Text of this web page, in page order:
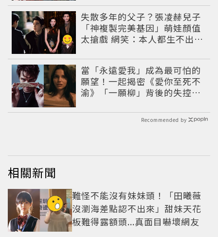
失散多年的父子？張凌赫兒子
「神複製完美基因」萌娃顏值
太搶戲 網笑：本人都生不出這
當「永遠愛我」成為最可怕的
願望！一起揭密《愛你至死不
渝》「一願柳」背後的失控愛
Recommended by
相關新聞
難怪不能沒有妹妹頭！「田曦薇
沒瀏海差點認不出來」甜妹天花
板難得露額頭...真面目嚇壞網友